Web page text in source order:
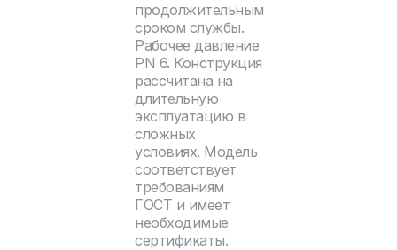
продолжительным
сроком службы.
Рабочее давление
PN 6. Конструкция
рассчитана на
длительную
эксплуатацию в
сложных
условиях. Модель
соответствует
требованиям
ГОСТ и имеет
необходимые
сертификаты.